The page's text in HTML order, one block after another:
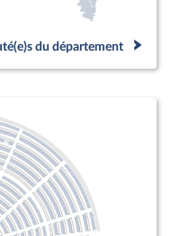
du département